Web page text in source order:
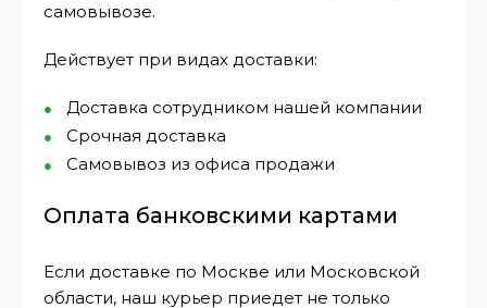
самовывозе.
Действует при видах доставки:
Доставка сотрудником нашей компании
Срочная доставка
Самовывоз из офиса продажи
Оплата банковскими картами
Если доставке по Москве или Московской
области, наш курьер приедет не только